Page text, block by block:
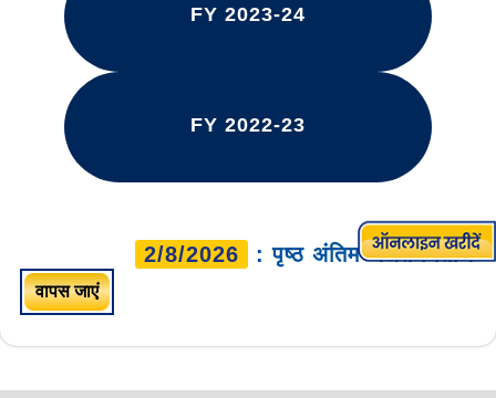
FY 2023-24
FY 2022-23
2/8/2026 : पृष्ठ अंतिम अद्यतन तिथि
वापस जाएं